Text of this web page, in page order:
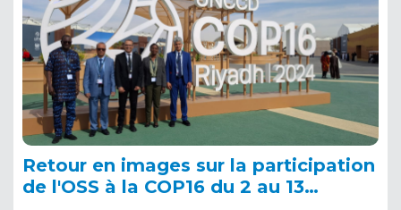
Retour en images sur la participation
de l'OSS à la COP16 du 2 au 13